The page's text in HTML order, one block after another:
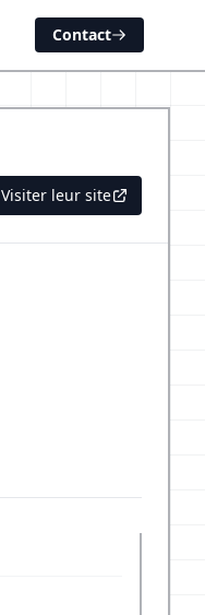
Contact
Visiter leur site